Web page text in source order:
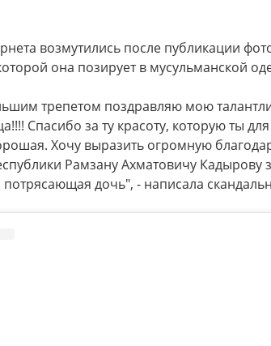
возмутились после публикации
она позирует в мусульманской
трепетом поздравляю мою
Спасибо за ту красоту, которую ты
Хочу выразить огромную
Рамзану Ахматовичу Кадырову
дочь", - написала